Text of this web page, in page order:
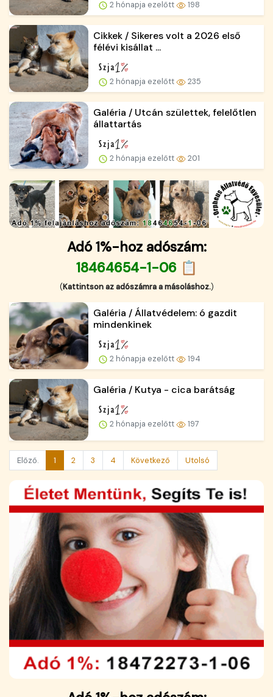
2 hónapja ezelőtt 198
Cikkek / Sikeres volt a 2026 első
félévi kisállat ...
2 hónapja ezelőtt 235
Galéria / Utcán születtek, felelőtlen
állattartás
2 hónapja ezelőtt 201
Adó 1%-hoz adószám:
18464654-1-06 📋
(Kattintson az adószámra a másoláshoz.)
Galéria / Állatvédelem: ó gazdit
mindenkinek
2 hónapja ezelőtt 194
Galéria / Kutya - cica barátság
2 hónapja ezelőtt 197
Előző. 1 2 3 4 Következő Utolsó